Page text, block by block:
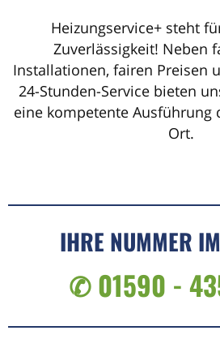
Heizungservice+ steht
Zuverlässigkeit! Neben
Installationen, fairen Preisen
24-Stunden-Service bieten
eine kompetente Ausführung
Ort.
IHRE NUMMER
✆ 01590 -